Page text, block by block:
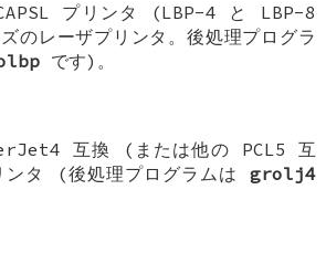
プリンタ (LBP-4 と LBP-8
のレーザプリンタ。後処理プログラ
です)。
互換 (または他の PCL5 互
タ (後処理プログラムは grolj4